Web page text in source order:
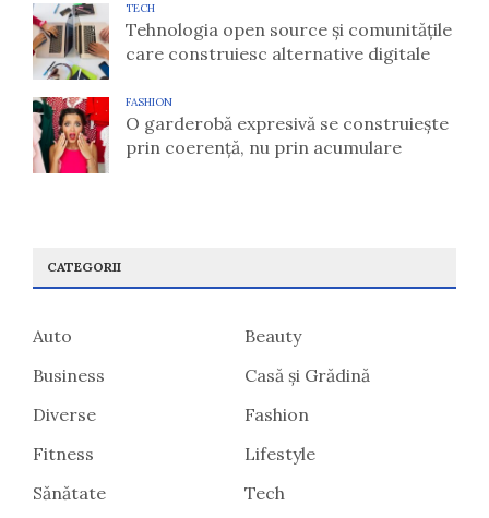
TECH
Tehnologia open source și comunitățile
care construiesc alternative digitale
FASHION
O garderobă expresivă se construiește
prin coerență, nu prin acumulare
CATEGORII
Auto
Beauty
Business
Casă și Grădină
Diverse
Fashion
Fitness
Lifestyle
Sănătate
Tech